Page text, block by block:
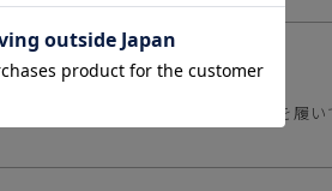
少し余裕がありました。主に靴下を履